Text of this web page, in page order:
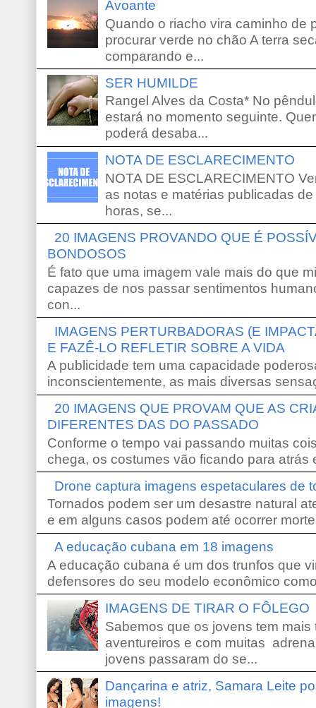
Avoante
Quando o riacho vira caminho de
procurar verde no chão A terra
comparando e...
SER HUMILDE
Rangel Alves da Costa* No
estará no momento seguinte.
poderá desaba...
NOTA DE ESCLARECIMENTO
NOTA DE ESCLARECIMENTO
as notas e matérias publicadas
horas, se...
20 IMAGENS PROVANDO QUE É
BONDOSOS
É fato que uma imagem vale mais do que
capazes de nos passar sentimentos
con...
IMAGENS PERTURBADORAS (E
E FAZÊ-LO REFLETIR SOBRE A VIDA
A publicidade tem uma capacidade
inconscientemente, as mais diversas
20 IMAGENS QUE PROVAM QUE AS
DIFERENTES DAS DO PASSADO
Conforme o tempo vai passando muitas
chega, os costumes vão ficando para atrás
Drone captura imagens espetaculares de
Tornados podem ser um desastre natural
e em alguns casos podem até ocorrer
A educação cubana em 18 imagens
A educação cubana é um dos trunfos que
defensores do seu modelo econômico
IMAGENS DE TIRAR O FÔLEGO
Sabemos que os jovens tem
aventureiros e com muitas
jovens passaram do se...
Dançarina e atriz, Samara Leite
imagens!